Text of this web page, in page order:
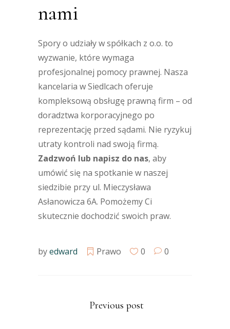
nami
Spory o udziały w spółkach z o.o. to
wyzwanie, które wymaga
profesjonalnej pomocy prawnej. Nasza
kancelaria w Siedlcach oferuje
kompleksową obsługę prawną firm – od
doradztwa korporacyjnego po
reprezentację przed sądami. Nie ryzykuj
utraty kontroli nad swoją firmą.
Zadzwoń lub napisz do nas, aby
umówić się na spotkanie w naszej
siedzibie przy ul. Mieczysława
Asłanowicza 6A. Pomożemy Ci
skutecznie dochodzić swoich praw.
byedward Prawo 0 0
Previous post